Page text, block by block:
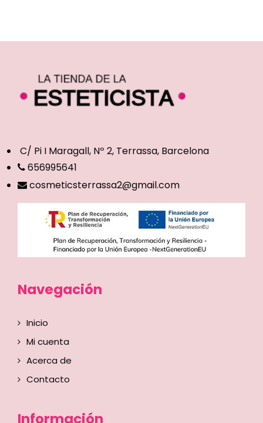
C/ Pi I Maragall, Nº 2, Terrassa, Barcelona
656995641
cosmeticsterrassa2@gmail.com
Navegación
Inicio
Mi cuenta
Acerca de
Contacto
Información